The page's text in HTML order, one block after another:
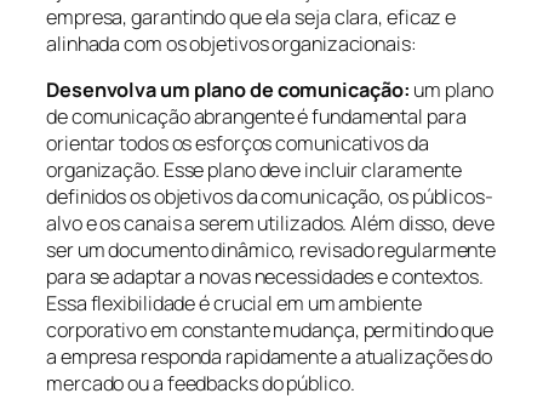
empresa, garantindo que ela seja clara, eficaz e
alinhada com os objetivos organizacionais:
Desenvolva um plano de comunicação: um plano
de comunicação abrangente é fundamental para
orientar todos os esforços comunicativos da
organização. Esse plano deve incluir claramente
definidos os objetivos da comunicação, os públicos-
alvo e os canais a serem utilizados. Além disso, deve
ser um documento dinâmico, revisado regularmente
para se adaptar a novas necessidades e contextos.
Essa flexibilidade é crucial em um ambiente
corporativo em constante mudança, permitindo que
a empresa responda rapidamente a atualizações do
mercado ou a feedbacks do público.